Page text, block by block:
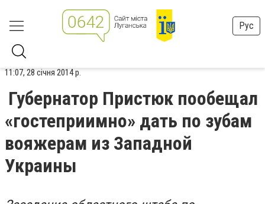
Рус
11:07, 28 січня 2014 р.
Губернатор Пристюк пообещал
«гостеприимно» дать по зубам
вояжерам из Западной
Украины